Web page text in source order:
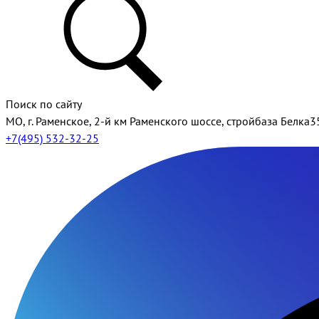
Поиск по сайту
МО, г. Раменское, 2-й км Раменского шоссе, стройбаза
+7(495) 532-32-25